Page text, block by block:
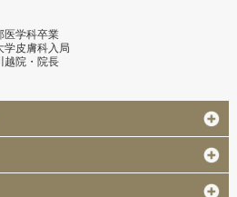
医学科卒業
皮膚科入局
越院・院長